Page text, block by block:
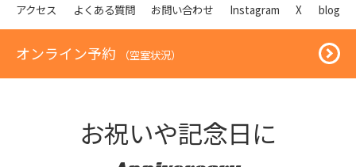
アクセス よくある質問 お問い合わせ Instagram X blog
オンライン予約 （空室状況）
お祝いや記念日に